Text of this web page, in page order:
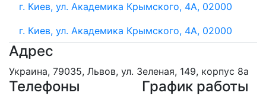
г. Киев, ул. Академика Крымского, 4А, 02000
г. Киев, ул. Академика Крымского, 4А, 02000
Адрес
Украина, 79035, Львов, ул. Зеленая, 149, корпус 8а
Телефоны График работы